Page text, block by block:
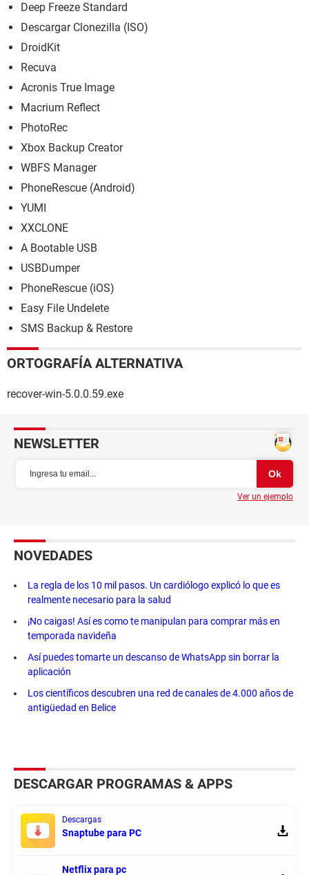
Deep Freeze Standard
Descargar Clonezilla (ISO)
DroidKit
Recuva
Acronis True Image
Macrium Reflect
PhotoRec
Xbox Backup Creator
WBFS Manager
PhoneRescue (Android)
YUMI
XXCLONE
A Bootable USB
USBDumper
PhoneRescue (iOS)
Easy File Undelete
SMS Backup & Restore
ORTOGRAFÍA ALTERNATIVA
recover-win-5.0.0.59.exe
NEWSLETTER
Ver un ejemplo
NOVEDADES
La regla de los 10 mil pasos. Un cardiólogo explicó lo que es
realmente necesario para la salud
¡No caigas! Así es como te manipulan para comprar más en
temporada navideña
Así puedes tomarte un descanso de WhatsApp sin borrar la
aplicación
Los científicos descubren una red de canales de 4.000 años de
antigüedad en Belice
DESCARGAR PROGRAMAS & APPS
Descargas
Snaptube para PC
Netflix para pc